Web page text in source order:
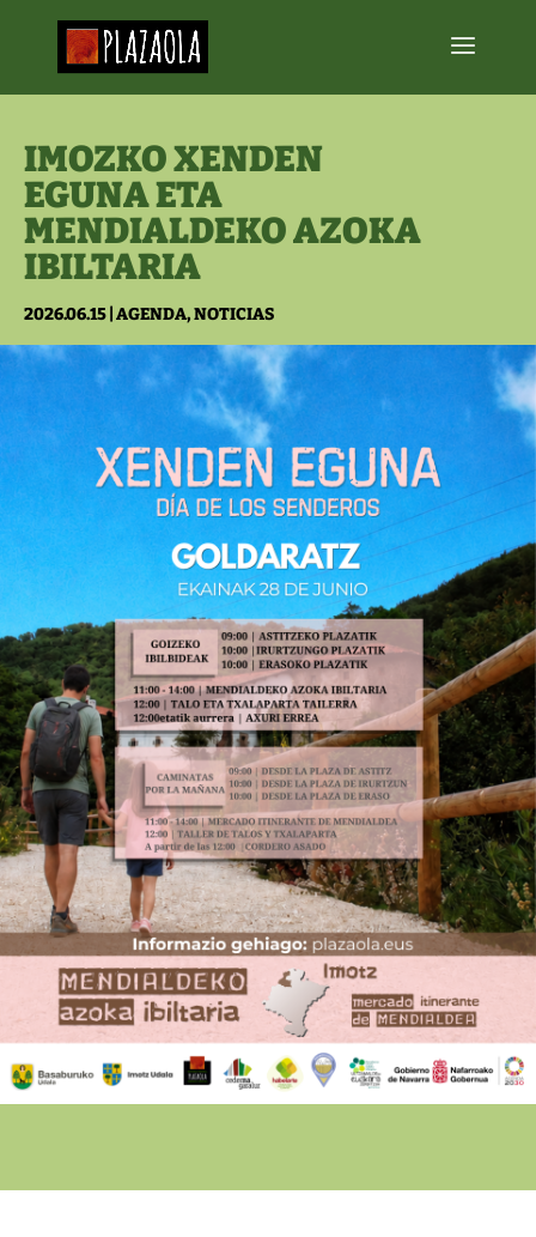
IMOZKO XENDEN
EGUNA ETA
MENDIALDEKO AZOKA
IBILTARIA
2026.06.15 AGENDA,NOTICIAS